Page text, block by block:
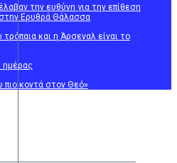
την ευθύνη για την επίθεση
Ερυθρά Θάλασσα
και η Άρσεναλ είναι το
ημέρας
κοντά στον Θεό»